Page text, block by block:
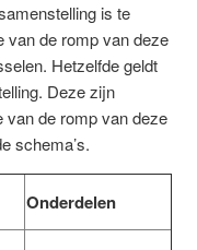
is te
van de romp van deze
Hetzelfde geldt
Deze zijn
van de romp van deze
schema’s.
Onderdelen